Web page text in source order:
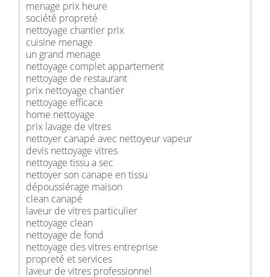
menage prix heure
société propreté
nettoyage chantier prix
cuisine menage
un grand menage
nettoyage complet appartement
nettoyage de restaurant
prix nettoyage chantier
nettoyage efficace
home nettoyage
prix lavage de vitres
nettoyer canapé avec nettoyeur vapeur
devis nettoyage vitres
nettoyage tissu a sec
nettoyer son canape en tissu
dépoussiérage maison
clean canapé
laveur de vitres particulier
nettoyage clean
nettoyage de fond
nettoyage des vitres entreprise
propreté et services
laveur de vitres professionnel